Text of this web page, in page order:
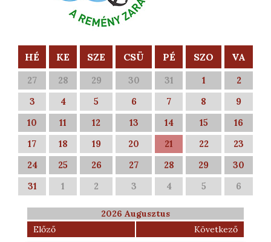
HÉ KE SZE CSÜ PÉ SZO VA
27 28 29 30 31 1
2
3
4 5 6 7 8
9
10
11 12 13 14 15
16
17
18 19 20 21 22
23
24
25 26 27 28 29
30
31
1 2 3 4 5 6
2026 Augusztus
Előző
Következő